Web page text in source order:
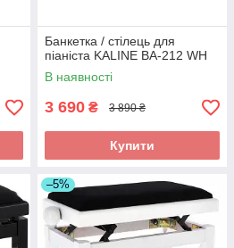
Банкетка / стілець для
піаніста KALINE BA-212 WH
В наявності
3 690 ₴ 3 890 ₴
Купити
–5%